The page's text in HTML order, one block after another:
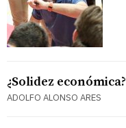
¿Solidez económica?
ADOLFO ALONSO ARES